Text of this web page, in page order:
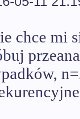
chce mi